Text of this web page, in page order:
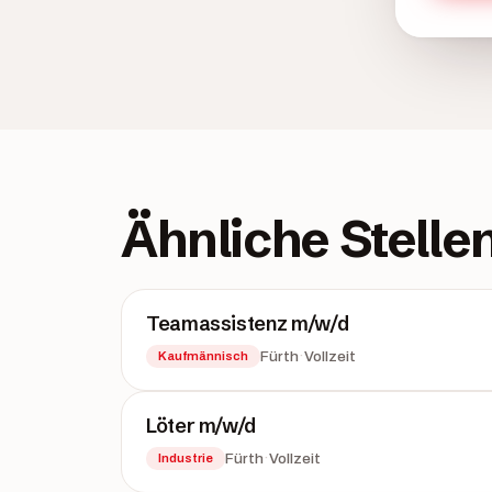
Ähnliche
Teamassistenz m/w/d
Kaufmännisch Fürth ·Vollzeit
Löter m/w/d
Industrie Fürth ·Vollzeit